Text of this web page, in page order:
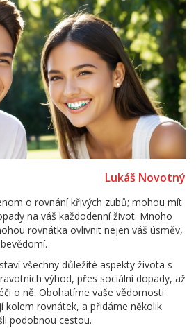
Lukáš Novotný
o rovnání křivých zubů; mohou mít
na váš každodenní život. Mnoho
rovnátka ovlivnit nejen váš úsměv,
všechny důležité aspekty života s
výhod, přes sociální dopady, až
o ně. Obohatíme vaše vědomosti
kolem rovnátek, a přidáme několik
podobnou cestou.